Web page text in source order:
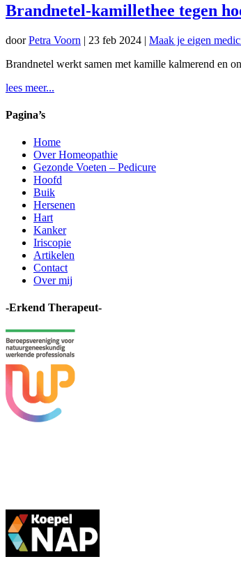
Brandnetel-kamillethee tegen
doorPetra Voorn | 23 feb 2024 | Maak je eigen
Brandnetel werkt samen met kamille kalmerend en
lees meer...
Pagina’s
Home
Over Homeopathie
Gezonde Voeten – Pedicure
Hoofd
Buik
Hersenen
Hart
Kanker
Iriscopie
Artikelen
Contact
Over mij
-Erkend Therapeut-